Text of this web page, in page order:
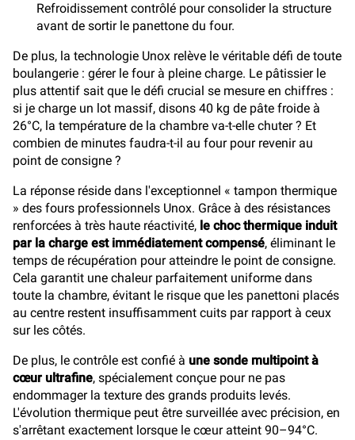
Refroidissement contrôlé pour consolider la structure
avant de sortir le panettone du four.
De plus, la technologie Unox relève le véritable défi de toute
boulangerie : gérer le four à pleine charge. Le pâtissier le
plus attentif sait que le défi crucial se mesure en chiffres :
si je charge un lot massif, disons 40 kg de pâte froide à
26°C, la température de la chambre va-t-elle chuter ? Et
combien de minutes faudra-t-il au four pour revenir au
point de consigne ?
La réponse réside dans l'exceptionnel « tampon thermique
» des fours professionnels Unox. Grâce à des résistances
renforcées à très haute réactivité, le choc thermique induit
par la charge est immédiatement compensé, éliminant le
temps de récupération pour atteindre le point de consigne.
Cela garantit une chaleur parfaitement uniforme dans
toute la chambre, évitant le risque que les panettoni placés
au centre restent insuffisamment cuits par rapport à ceux
sur les côtés.
De plus, le contrôle est confié à une sonde multipoint à
cœur ultrafine, spécialement conçue pour ne pas
endommager la texture des grands produits levés.
L'évolution thermique peut être surveillée avec précision, en
s'arrêtant exactement lorsque le cœur atteint 90–94°C.